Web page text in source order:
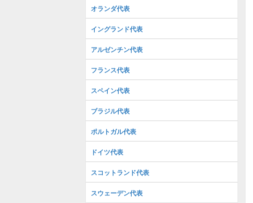
オランダ代表
イングランド代表
アルゼンチン代表
フランス代表
スペイン代表
ブラジル代表
ポルトガル代表
ドイツ代表
スコットランド代表
スウェーデン代表